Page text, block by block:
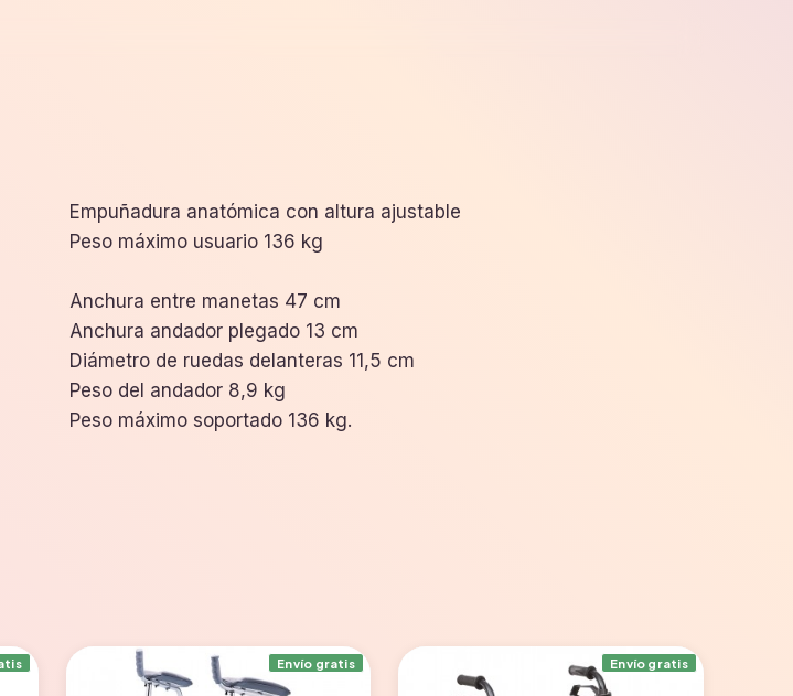
Empuñadura anatómica con altura ajustable
Peso máximo usuario 136 kg
Anchura entre manetas 47 cm
Anchura andador plegado 13 cm
Diámetro de ruedas delanteras 11,5 cm
Peso del andador 8,9 kg
Peso máximo soportado 136 kg.
Envío gratis Envío gratis